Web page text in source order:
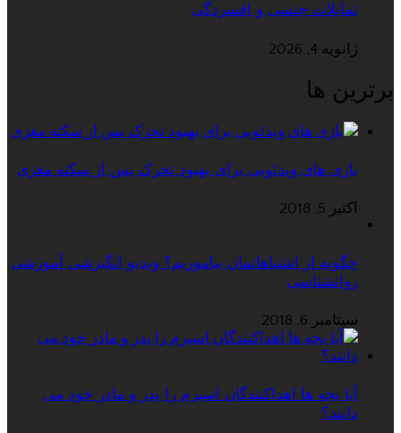
تمایلات جنسی و افسردگی
ژانویه 4, 2026
برترین ها
بازی های ویدئویی برای بهبود تحرک پس از سکته مغزی
اکتبر 5, 2018
چگونه از اشتباهاتمان بیاموزیم؟ ویدیو انگیزشی آموزشی
روانشناسی
سپتامبر 6, 2018
آیا بچه ها اهداکنندگان اسپرم را پدر و مادر خود می
دانند؟